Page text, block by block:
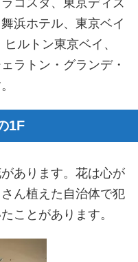
コスタ、東京ディズ
浜ホテル、東京ベイ
ルトン東京ベイ、
ラトン・グランデ・
1F
あります。花は心が
ん植えた自治体で犯
ことがあります。